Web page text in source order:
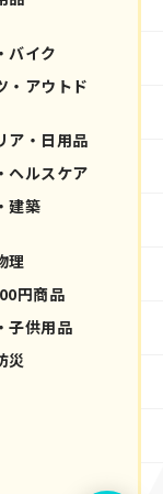
バイク
・アウトド
ア・日用品
ヘルスケア
建築
理
円商品
子供用品
災